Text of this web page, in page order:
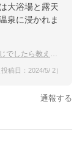
大浴場と露天
泉に浸かれま
教えてください
稿日：2024/5/ 2）
通報する